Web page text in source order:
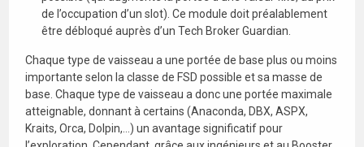
de l’occupation d’un slot). Ce module doit préalablement
être débloqué auprès d’un Tech Broker Guardian.
Chaque type de vaisseau a une portée de base plus ou moins
importante selon la classe de FSD possible et sa masse de
base. Chaque type de vaisseau a donc une portée maximale
atteignable, donnant à certains (Anaconda, DBX, ASPX,
Kraits, Orca, Dolpin,…) un avantage significatif pour